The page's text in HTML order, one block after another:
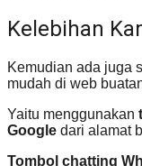
Kelebihan
Kemudian ada juga
mudah di web
Yaitu menggunakan
Google dari alamat
Tombol chatting